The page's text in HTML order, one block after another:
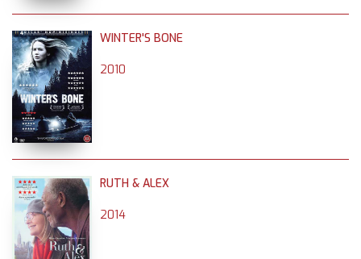
WINTER'S BONE
2010
RUTH & ALEX
2014